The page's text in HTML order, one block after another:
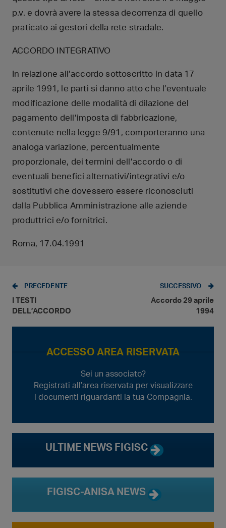
p.v. e dovrà avere la stessa decorrenza di quello
praticato ai gestori della rete stradale.
ACCORDO INTEGRATIVO
In relazione all’accordo sottoscritto in data 17
aprile 1991, le parti si danno atto che l’eventuale
modificazione delle modalità di dilazione del
pagamento dell’imposta di fabbricazione,
contenute nella legge 9/91, comporteranno una
analoga variazione, percentualmente
proporzionale, dei termini dell’accordo o di
eventuali benefici alternativi/integrativi e/o
sostitutivi che dovessero essere riconosciuti
dalla Pubblica Amministrazione alle aziende
produttrici e/o fornitrici.
Roma, 17.04.1991
PRECEDENTE
I TESTI
DELL’ACCORDO
SUCCESSIVO
Accordo 29 aprile
1994
ACCESSO AREA RISERVATA
Sei un associato?
Registrati all’area riservata per visualizzare
i documenti riguardanti la tua Compagnia.
ULTIME NEWS FIGISC
FIGISC-ANISA NEWS